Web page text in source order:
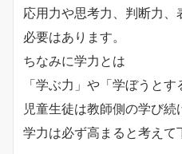
応用力や思考力、判断力
必要はあります。
ちなみに学力とは
「学ぶ力」や「学ぼうとす
児童生徒は教師側の学び
学力は必ず高まると考えて